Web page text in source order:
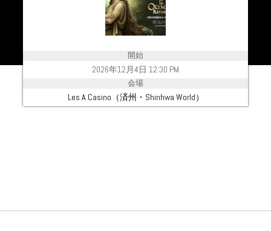
開始
2026年12月4日 12:30 PM
会場
Les A Casino（済州・Shinhwa World）